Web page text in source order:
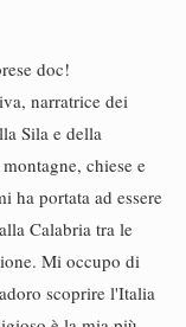
doc!
narratrice dei
Sila e della
chiese e
ha portata ad essere
Calabria tra le
Mi occupo di
scoprire l'Italia